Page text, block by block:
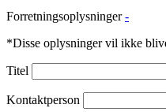
Forretningsoplysninger -
*Disse oplysninger vil ikke
Titel
Kontaktperson